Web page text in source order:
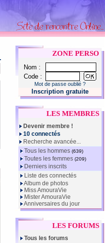
ZONE PERSO
Nom :
Code :
Mot de passe oublié ?
Inscription gratuite
LES MEMBRES
Devenir membre !
10 connectés
Recherche avancée...
Tous les hommes (639)
Toutes les femmes (209)
Derniers inscrits
Liste des connectés
Album de photos
Miss AmouraVie
Mister AmouraVie
Anniversaires du jour
LES FORUMS
Tous les forums